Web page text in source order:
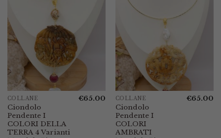
COLLANE
Ciondolo
Pendente I
COLORI DELLA
TERRA 4 Varianti
€65.00 COLLANE
Ciondolo
Pendente I
COLORI
AMBRATI
€65.00